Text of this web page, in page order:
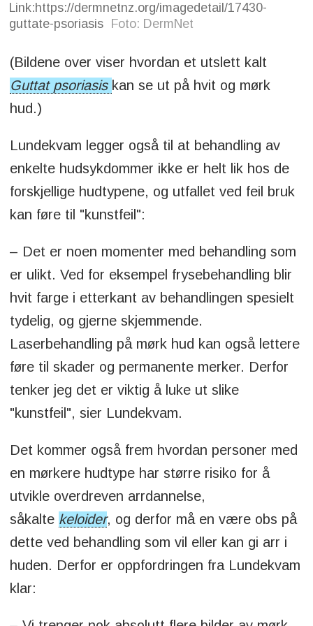
Link:https://dermnetnz.org/imagedetail/17430-
guttate-psoriasis
Foto: DermNet
(Bildene over viser hvordan et utslett kalt
Guttat psoriasis kan se ut på hvit og mørk
hud.)
Lundekvam legger også til at behandling av
enkelte hudsykdommer ikke er helt lik hos de
forskjellige hudtypene, og utfallet ved feil bruk
kan føre til "kunstfeil":
– Det er noen momenter med behandling som
er ulikt. Ved for eksempel frysebehandling blir
hvit farge i etterkant av behandlingen spesielt
tydelig, og gjerne skjemmende.
Laserbehandling på mørk hud kan også lettere
føre til skader og permanente merker. Derfor
tenker jeg det er viktig å luke ut slike
"kunstfeil", sier Lundekvam.
Det kommer også frem hvordan personer med
en mørkere hudtype har større risiko for å
utvikle overdreven arrdannelse,
såkalte keloider, og derfor må en være obs på
dette ved behandling som vil eller kan gi arr i
huden. Derfor er oppfordringen fra Lundekvam
klar: